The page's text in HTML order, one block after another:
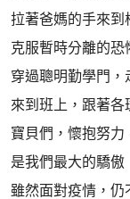
拉著爸媽的手來到
克服暫時分離的恐
穿過聰明勤學門，
來到班上，跟著
寶貝們，懷抱努力
是我們最大的驕傲
雖然面對疫情，仍